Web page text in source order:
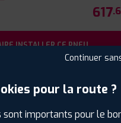
617
INSTALLER CE PNEU
de disponibilité en agence
Continuer
pour la route ?
sont importants pour le